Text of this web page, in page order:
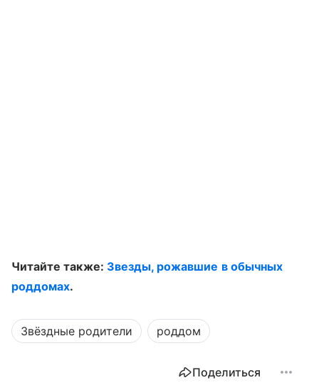
Читайте также: Звезды, рожавшие в обычных
роддомах.
Звёздные родители роддом
Поделиться